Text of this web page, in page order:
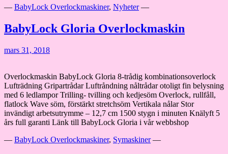
— BabyLock Overlockmaskiner, Nyheter—
BabyLock Gloria Overlockmaskin
mars 31, 2018
Overlockmaskin BabyLock Gloria 8-trådig kombinationsoverlock
Lufträdning Gripartrådar Luftråndning nåltrådar otoligt fin belysning
med 6 ledlampor Trilling- tvilling och kedjesöm Overlock, rullfåll,
flatlock Wave söm, förstärkt stretchsöm Vertikala nålar Stor
invändigt arbetsutrymme – 12,7 cm 1500 stygn i minuten Knälyft 5
års full garanti Länk till BabyLock Gloria i vår webbshop
— BabyLock Overlockmaskiner, Symaskiner—